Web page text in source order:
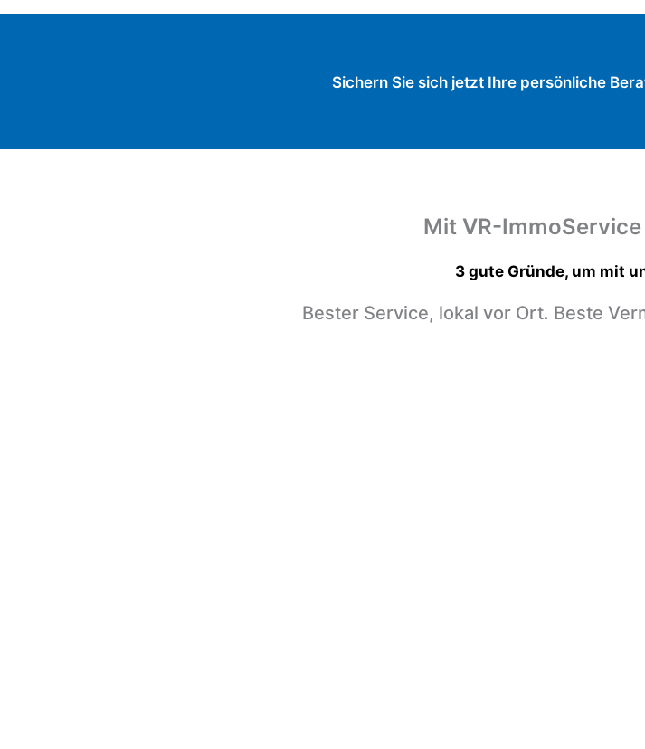
Sichern Sie sich jetzt Ihre persönliche
Mit VR-
3 gute Gründe, um mit
Bester Service, lokal vor Ort. Beste